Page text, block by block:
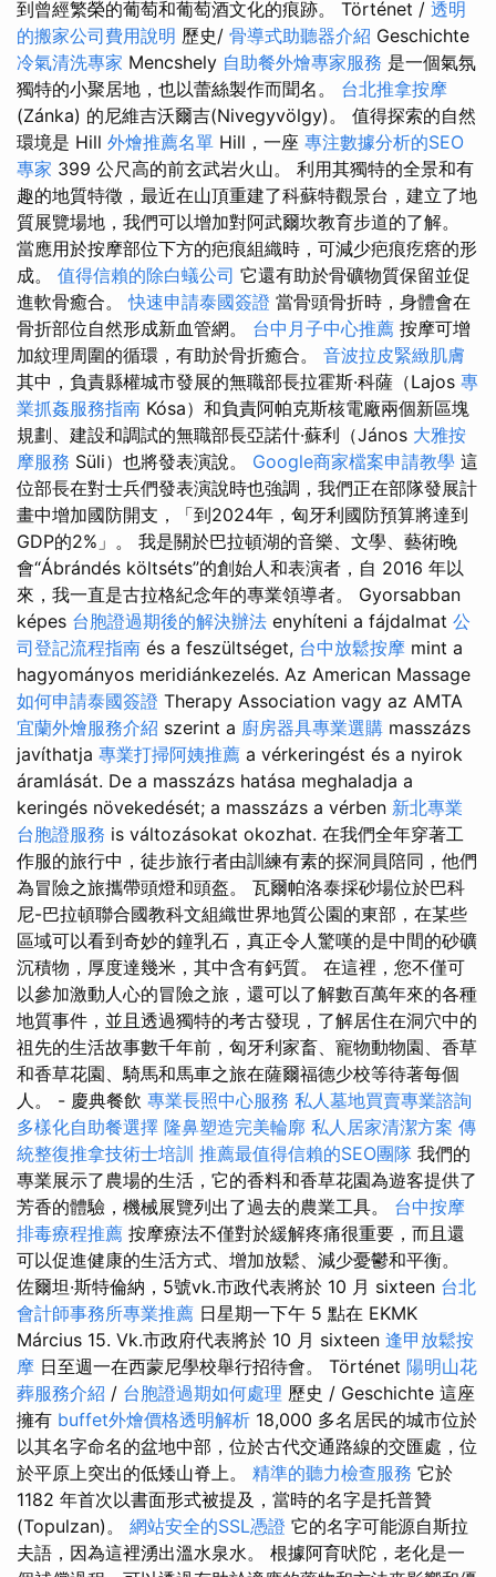
到曾經繁榮的葡萄和葡萄酒文化的痕跡。 Történet / 透明
的搬家公司費用說明 歷史/ 骨導式助聽器介紹 Geschichte
冷氣清洗專家 Mencshely 自助餐外燴專家服務 是一個氣氛
獨特的小聚居地，也以蕾絲製作而聞名。 台北推拿按摩
(Zánka) 的尼維吉沃爾吉(Nivegyvölgy)。 值得探索的自然
環境是 Hill 外燴推薦名單 Hill，一座 專注數據分析的SEO
專家 399 公尺高的前玄武岩火山。 利用其獨特的全景和有
趣的地質特徵，最近在山頂重建了科蘇特觀景台，建立了地
質展覽場地，我們可以增加對阿武爾坎教育步道的了解。
當應用於按摩部位下方的疤痕組織時，可減少疤痕疙瘩的形
成。 值得信賴的除白蟻公司 它還有助於骨礦物質保留並促
進軟骨癒合。快速申請泰國簽證 當骨頭骨折時，身體會在
骨折部位自然形成新血管網。 台中月子中心推薦 按摩可增
加紋理周圍的循環，有助於骨折癒合。 音波拉皮緊緻肌膚
其中，負責縣權城市發展的無職部長拉霍斯·科薩（Lajos 專
業抓姦服務指南 Kósa）和負責阿帕克斯核電廠兩個新區塊
規劃、建設和調試的無職部長亞諾什·蘇利（János 大雅按
摩服務 Süli）也將發表演說。 Google商家檔案申請教學 這
位部長在對士兵們發表演說時也強調，我們正在部隊發展計
畫中增加國防開支，「到2024年，匈牙利國防預算將達到
GDP的2%」。 我是關於巴拉頓湖的音樂、文學、藝術晚
會“Ábrándés költséts”的創始人和表演者，自 2016 年以
來，我一直是古拉格紀念年的專業領導者。 Gyorsabban
képes 台胞證過期後的解決辦法 enyhíteni a fájdalmat 公
司登記流程指南 és a feszültséget, 台中放鬆按摩 mint a
hagyományos meridiánkezelés. Az American Massage
如何申請泰國簽證 Therapy Association vagy az AMTA
宜蘭外燴服務介紹 szerint a 廚房器具專業選購 masszázs
javíthatja 專業打掃阿姨推薦 a vérkeringést és a nyirok
áramlását. De a masszázs hatása meghaladja a
keringés növekedését; a masszázs a vérben 新北專業
台胞證服務 is változásokat okozhat. 在我們全年穿著工
作服的旅行中，徒步旅行者由訓練有素的探洞員陪同，他們
為冒險之旅攜帶頭燈和頭盔。 瓦爾帕洛泰採砂場位於巴科
尼-巴拉頓聯合國教科文組織世界地質公園的東部，在某些
區域可以看到奇妙的鐘乳石，真正令人驚嘆的是中間的砂礦
沉積物，厚度達幾米，其中含有鈣質。 在這裡，您不僅可
以參加激動人心的冒險之旅，還可以了解數百萬年來的各種
地質事件，並且透過獨特的考古發現，了解居住在洞穴中的
祖先的生活故事數千年前，匈牙利家畜、寵物動物園、香草
和香草花園、騎馬和馬車之旅在薩爾福德少校等待著每個
人。 - 慶典餐飲 專業長照中心服務 私人墓地買賣專業諮詢
多樣化自助餐選擇 隆鼻塑造完美輪廓 私人居家清潔方案 傳
統整復推拿技術士培訓 推薦最值得信賴的SEO團隊 我們的
專業展示了農場的生活，它的​​香料和香草花園為遊客提供了
芳香的體驗，機械展覽列出了過去的農業工具。 台中按摩
排毒療程推薦 按摩療法不僅對於緩解疼痛很重要，而且還
可以促進健康的生活方式、增加放鬆、減少憂鬱和平衡。
佐爾坦·斯特倫納，5號vk.市政代表將於 10 月 sixteen 台北
會計師事務所專業推薦 日星期一下午 5 點在 EKMK
Március 15. Vk.市政府代表將於 10 月 sixteen 逢甲放鬆按
摩 日至週一在西蒙尼學校舉行招待會。 Történet 陽明山花
葬服務介紹 / 台胞證過期如何處理 歷史 / Geschichte 這座
擁有 buffet外燴價格透明解析 18,000 多名居民的城市位於
以其名字命名的盆地中部，位於古代交通路線的交匯處，位
於平原上突出的低矮山脊上。 精準的聽力檢查服務 它於
1182 年首次以書面形式被提及，當時的名字是托普贊
(Topulzan)。 網站安全的SSL憑證 它的名字可能源自斯拉
夫語，因為這裡湧出溫水泉水。 根據阿育吠陀，老化是一